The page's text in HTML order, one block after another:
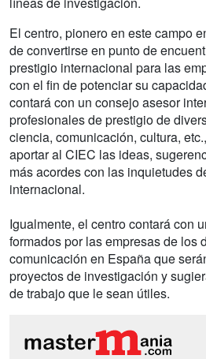
El centro, pionero en este campo
de convertirse en punto de
prestigio internacional para las
con el fin de potenciar su
contará con un consejo asesor
profesionales de prestigio de
ciencia, comunicación, cultura,
aportar al CIEC las ideas,
más acordes con las inquietudes
internacional.
Igualmente, el centro contará con
formados por las empresas de los
comunicación en España que
proyectos de investigación y
de trabajo que le sean útiles.